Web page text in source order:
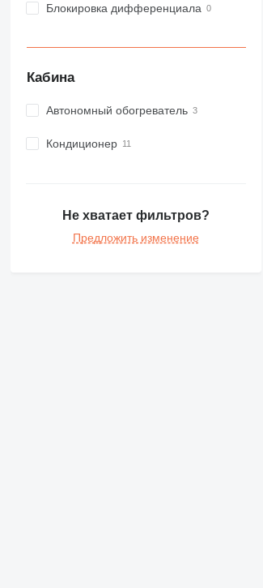
Блокировка дифференциала
Кабина
Автономный обогреватель
Кондиционер
Не хватает фильтров?
Предложить изменение